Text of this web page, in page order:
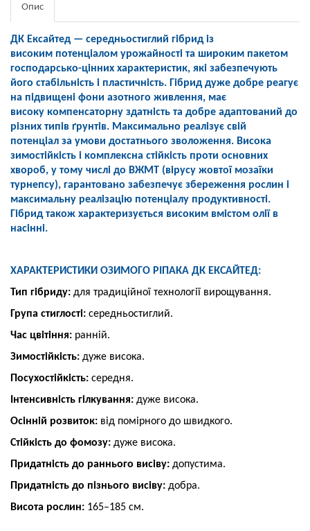
Опис
ДК Ексайтед — середньостиглий гібрид із
високим потенціалом урожайності та широким пакетом
господарсько-цінних характеристик, які забезпечують
його стабільність і пластичність. Гібриддуже добре реагує
на підвищені фони азотного живлення, має
високу компенсаторну здатність та добре адаптований до
різних типів ґрунтів. Максимально реалізує свій
потенціал за умови достатнього зволоження. Висока
зимостійкість і комплексна стійкість проти основних
хвороб, у тому числі до ВЖМТ (вірусу жовтої мозаїки
турнепсу), гарантовано забезпечує збереження рослин і
максимальну реалізацію потенціалу продуктивності.
Гібрид також характеризується високим вмістом олії в
насінні.
ХАРАКТЕРИСТИКИ ОЗИМОГО РІПАКА ДК ЕКСАЙТЕД:
Тип гібриду: для традиційної технології вирощування.
Група стиглості: середньостиглий.
Час цвітіння: ранній.
Зимостійкість: дуже висока.
Посухостійкість: середня.
Інтенсивність гілкування: дуже висока.
Осінній розвиток: від помірного до швидкого.
Стійкість до фомозу: дуже висока.
Придатність до раннього висіву: допустима.
Придатність до пізнього висіву: добра.
Висота рослин: 165–185 см.